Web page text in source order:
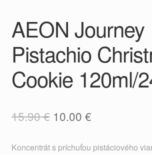
AEON Journey
Pistachio
Cookie 120ml/
15.90€ 10.00 €
Koncentrát s príchuťou pistáciového